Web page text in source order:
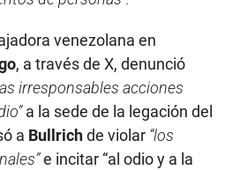
venezolana en
, a través de X, denunció
irresponsables acciones
a la sede de la legación del
a Bullrichde violar “los
e incitar “al odio y a la